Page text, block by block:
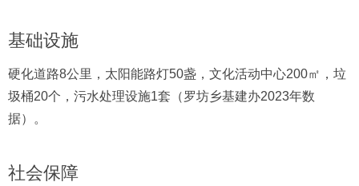
基础设施
硬化道路8公里，太阳能路灯50盏，文化活动中心200㎡，垃
圾桶20个，污水处理设施1套（罗坊乡基建办2023年数
据）。
社会保障